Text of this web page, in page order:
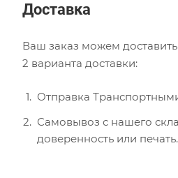
Доставка
Ваш заказ можем
2 варианта доставки:
Отправка
Самовывоз с нашего
доверенность или печать.